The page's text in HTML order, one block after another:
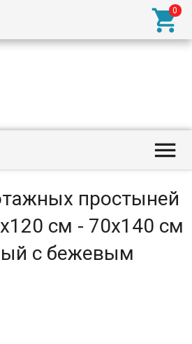


простыней
см - 70х140 см
с бежевым